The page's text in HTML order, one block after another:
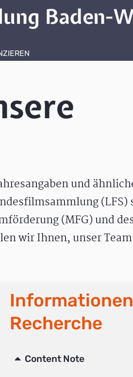
Baden-
und
(LFS)
(MFG) und
wir Ihnen, unser
Recherche
Content Note